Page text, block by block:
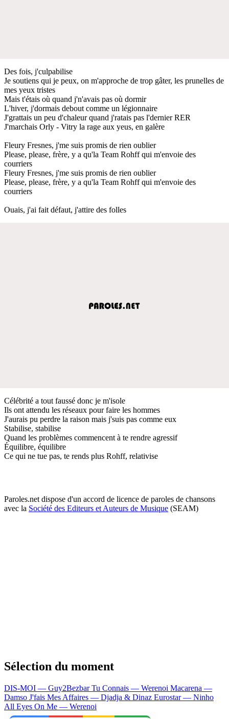
Des fois, j'culpabilise
Je soutiens qui je peux, on m'approche de trop gâter, les prunelles de
mes yeux tristes
Mais t'étais où quand j'n'avais pas où dormir
L'hiver, j'dormais debout comme un légionnaire
J'grattais un peu d'chaleur quand j'ratais pas l'dernier RER
J'marchais Orly - Vitry la rage aux yeus, en galère
Fleury Fresnes, j'me suis promis de rien oublier
Please, please, frère, y a qu'la Team Rohff qui m'envoie des
courriers
Fleury Fresnes, j'me suis promis de rien oublier
Please, please, frère, y a qu'la Team Rohff qui m'envoie des
courriers
Ouais, j'ai fait défaut, j'attire des folles
Célébrité a tout faussé donc je m'isole
Ils ont attendu les réseaux pour faire les hommes
J'aurais pu perdre la raison mais j'suis pas comme eux
Stabilise, stabilise
Quand les problèmes commencent à te rendre agressif
Équilibre, équilibre
Ce qui ne tue pas, te rends plus Rohff, relativise
Paroles.net dispose d'un accord de licence de paroles de chansons
avec la Société des Editeurs et Auteurs de Musique (SEAM)
Sélection du moment
DIS-MOI — Guy2BezbarTu Connais — Werenoi Macarena —
Damso J'fais Mes Affaires — Djadja & Dinaz Eurostar — Ninho
All Eyes On Me — Werenoi